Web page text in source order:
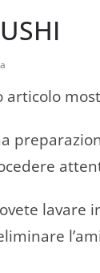
articolo
lavare